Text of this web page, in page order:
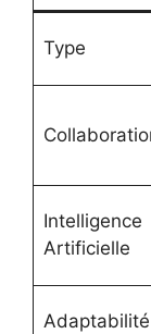
Type
Intelligence
Artificielle
Adaptabilité